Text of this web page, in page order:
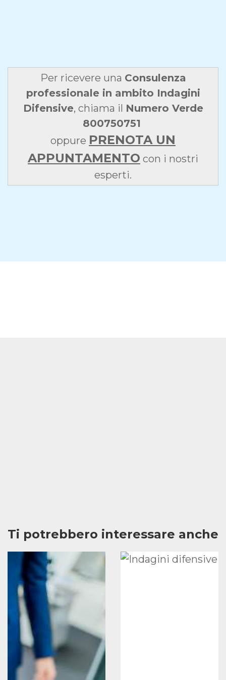
Per ricevere una Consulenza
professionale in ambito Indagini
Difensive, chiama il Numero Verde
800750751
oppure PRENOTA UN
APPUNTAMENTO con i nostri
esperti.
Ti potrebbero interessare anche